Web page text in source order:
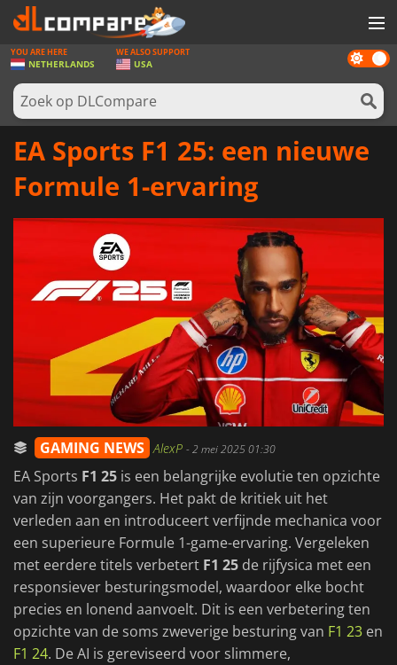
SPELLEN
GAME CARDS
SOFTWARE
LOG IN OF REGISTREER
Dark
mode
YOU ARE HERE
NETHERLANDS
WE ALSO SUPPORT
USA
EA Sports F1 25: een nieuwe
Formule 1-ervaring
GAMING NEWS AlexP -2 mei 2025 01:30
EA Sports F1 25 is een belangrijke evolutie ten opzichte
van zijn voorgangers. Het pakt de kritiek uit het
verleden aan en introduceert verfijnde mechanica voor
een superieure Formule 1-game-ervaring. Vergeleken
met eerdere titels verbetert F1 25 de rijfysica met een
responsiever besturingsmodel, waardoor elke bocht
precies en lonend aanvoelt. Dit is een verbetering ten
opzichte van de soms zweverige besturing van F1 23 en
F1 24. De AI is gereviseerd voor slimmere,